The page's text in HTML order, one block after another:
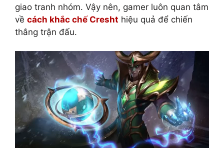
giao tranh nhóm. Vậy nên, gamer luôn quan tâm
về cách khắc chế Cresht hiệu quả để chiến
thắng trận đấu.